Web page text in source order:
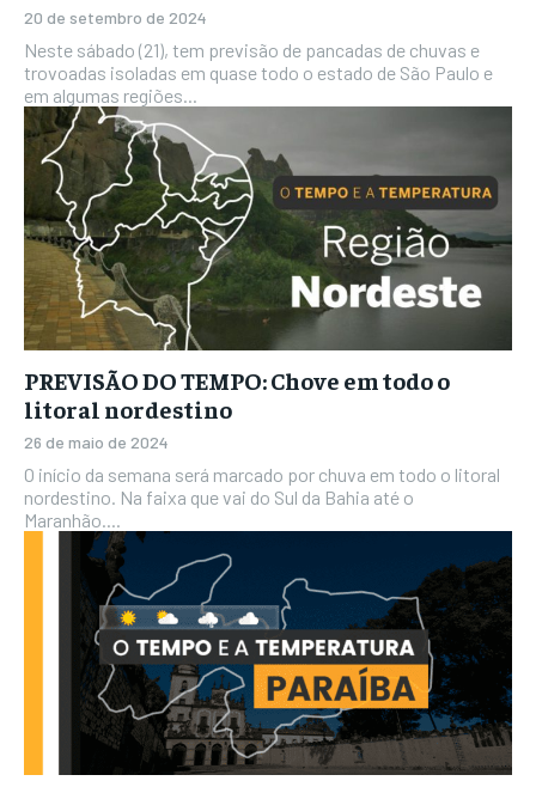
20 de setembro de 2024
Neste sábado (21), tem previsão de pancadas de chuvas e
trovoadas isoladas em quase todo o estado de São Paulo e
em algumas regiões...
PREVISÃO DO TEMPO: Chove em todo o
litoral nordestino
26 de maio de 2024
O início da semana será marcado por chuva em todo o litoral
nordestino. Na faixa que vai do Sul da Bahia até o
Maranhão....